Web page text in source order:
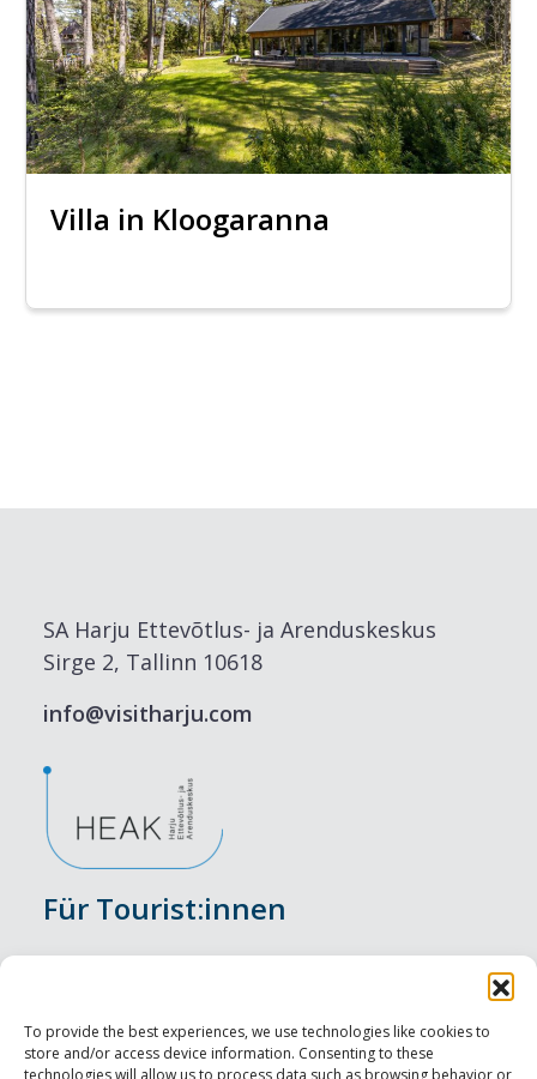
To provide the best experiences, we use technologies like cookies to
store and/or access device information. Consenting to these
technologies will allow us to process data such as browsing behavior or
Villa in Kloogaranna
SA Harju Ettevõtlus- ja Arenduskeskus
Sirge 2, Tallinn 10618
info@visitharju.com
Für Tourist:innen
Unterkunft